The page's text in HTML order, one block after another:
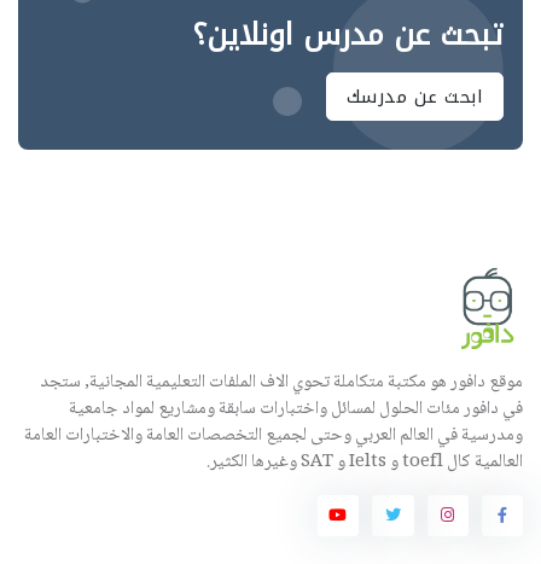
تبحث عن مدرس اونلاين؟
ابحث عن مدرسك
موقع دافور هو مكتبة متكاملة تحوي الاف الملفات التعليمية المجانية, ستجد
في دافور مئات الحلول لمسائل واختبارات سابقة ومشاريع لمواد جامعية
ومدرسية في العالم العربي وحتى لجميع التخصصات العامة والاختبارات العامة
العالمية كال toefl و Ielts و SAT وغيرها الكثير.